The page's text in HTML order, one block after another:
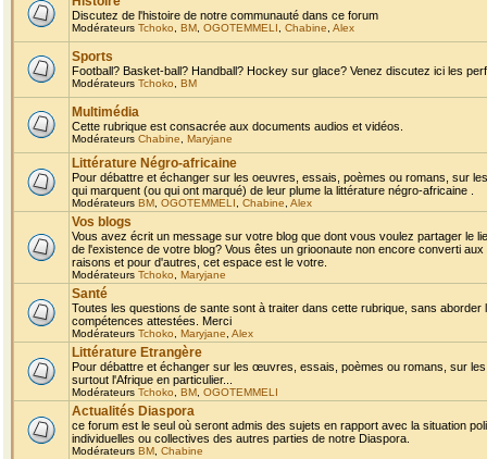
Discutez de l'histoire de notre communauté dans ce forum
Modérateurs Tchoko BM OGOTEMMELI Chabine Alex
Sports
Football? Basket-ball? Handball? Hockey sur glace? Venez discutez ici les
Modérateurs Tchoko BM
Multimédia
Cette rubrique est consacrée aux documents audios et vidéos.
Modérateurs Chabine Maryjane
Littérature Négro-africaine
Pour débattre et échanger sur les oeuvres, essais, poèmes ou romans, sur
qui marquent (ou qui ont marqué) de leur plume la littérature négro-africaine .
Modérateurs BM OGOTEMMELI Chabine Alex
Vos blogs
Vous avez écrit un message sur votre blog que dont vous voulez partager le
de l'existence de votre blog? Vous êtes un grioonaute non encore converti
raisons et pour d'autres, cet espace est le votre.
Modérateurs Tchoko Maryjane
Santé
Toutes les questions de sante sont à traiter dans cette rubrique, sans
compétences attestées. Merci
Modérateurs Tchoko Maryjane Alex
Littérature Etrangère
Pour débattre et échanger sur les œuvres, essais, poèmes ou romans, sur
surtout l'Afrique en particulier...
Modérateurs Tchoko BM OGOTEMMELI
Actualités Diaspora
ce forum est le seul où seront admis des sujets en rapport avec la situation
individuelles ou collectives des autres parties de notre Diaspora.
Modérateurs BM Chabine